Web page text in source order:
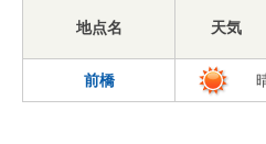
地点名 天気
前橋